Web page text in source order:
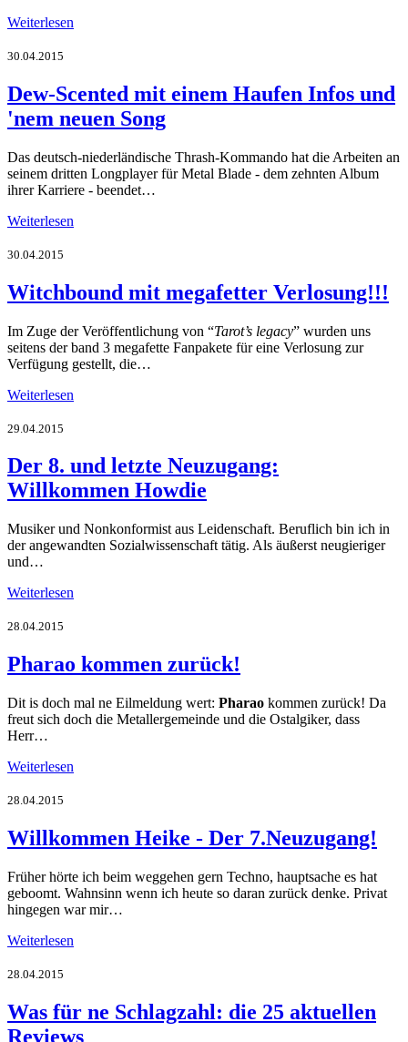
Weiterlesen
30.04.2015
Dew-Scented mit einem Haufen Infos und
'nem neuen Song
Das deutsch-niederländische Thrash-Kommando hat die Arbeiten an
seinem dritten Longplayer für Metal Blade - dem zehnten Album
ihrer Karriere - beendet…
Weiterlesen
30.04.2015
Witchbound mit megafetter Verlosung!!!
Im Zuge der Veröffentlichung von “Tarot’s legacy” wurden uns
seitens der band 3 megafette Fanpakete für eine Verlosung zur
Verfügung gestellt, die…
Weiterlesen
29.04.2015
Der 8. und letzte Neuzugang:
Willkommen Howdie
Musiker und Nonkonformist aus Leidenschaft. Beruflich bin ich in
der angewandten Sozialwissenschaft tätig. Als äußerst neugieriger
und…
Weiterlesen
28.04.2015
Pharao kommen zurück!
Dit is doch mal ne Eilmeldung wert: Pharao kommen zurück! Da
freut sich doch die Metallergemeinde und die Ostalgiker, dass
Herr…
Weiterlesen
28.04.2015
Willkommen Heike - Der 7.Neuzugang!
Früher hörte ich beim weggehen gern Techno, hauptsache es hat
geboomt. Wahnsinn wenn ich heute so daran zurück denke. Privat
hingegen war mir…
Weiterlesen
28.04.2015
Was für ne Schlagzahl: die 25 aktuellen
Reviews